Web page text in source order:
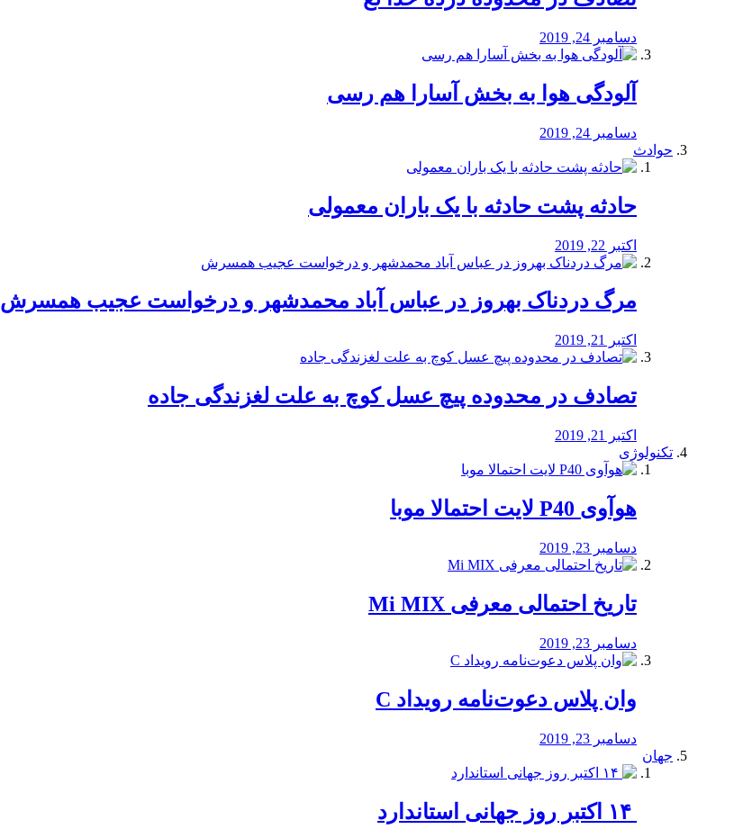
دسامبر 24, 2019
آلودگی هوا به بخش آسارا هم رسی
دسامبر 24, 2019
حوادث
️حادثه پشت حادثه با یک باران معمولی
اکتبر 22, 2019
مرگ دردناک بهروز در عباس آباد محمدشهر و درخواست عجیب همسرش
اکتبر 21, 2019
تصادف در محدوده پیچ عسل کوچ به علت لغزندگی جاده
اکتبر 21, 2019
تکنولوژی
هوآوی P40 لایت احتمالا موبا
دسامبر 23, 2019
تاریخ احتمالی معرفی Mi MIX
دسامبر 23, 2019
وان پلاس دعوت‌نامه رویداد C
دسامبر 23, 2019
جهان